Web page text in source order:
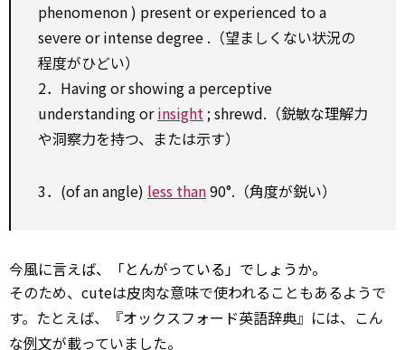
phenomenon) presentorexperienced toa
severeor intensedegree .（望ましくない状況の
程度がひどい）
2．Having or showing a perceptive
understanding orinsight ; shrewd.（鋭敏な理解力
や洞察力を持つ、または示す）
3．(of an angle) less than90°.（角度が鋭い）
今風に言えば、「とんがっている」でしょうか。
そのため、cuteは皮肉な意味で使われることもあるようで
す。たとえば、『オックスフォード英語辞典』には、こん
な例文が載っていました。